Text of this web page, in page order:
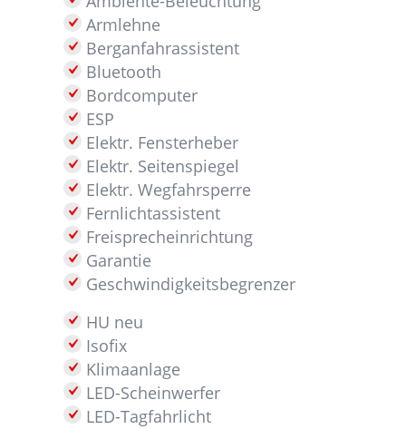
Armlehne
Berganfahrassistent
Bluetooth
Bordcomputer
ESP
Elektr. Fensterheber
Elektr. Seitenspiegel
Elektr. Wegfahrsperre
Fernlichtassistent
Freisprecheinrichtung
Garantie
Geschwindigkeitsbegrenzer
HU neu
Isofix
Klimaanlage
LED-Scheinwerfer
LED-Tagfahrlicht